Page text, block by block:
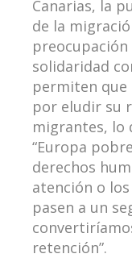
Canarias, la
de la
solidaridad
permiten que
por eludir su
migrantes, lo
“Europa
derechos
atención o
pasen a un
retención”.